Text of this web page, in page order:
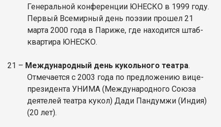
Генеральной конференции ЮНЕСКО в 1999 году.
Первый Всемирный день поэзии прошел 21
марта 2000 года в Париже, где находится штаб-
квартира ЮНЕСКО.
21 – Международный день кукольного театра.
Отмечается с 2003 года по предложению вице-
президента УНИМА (Международного Союза
деятелей театра кукол) Дади Пандумжи (Индия)
(20 лет).